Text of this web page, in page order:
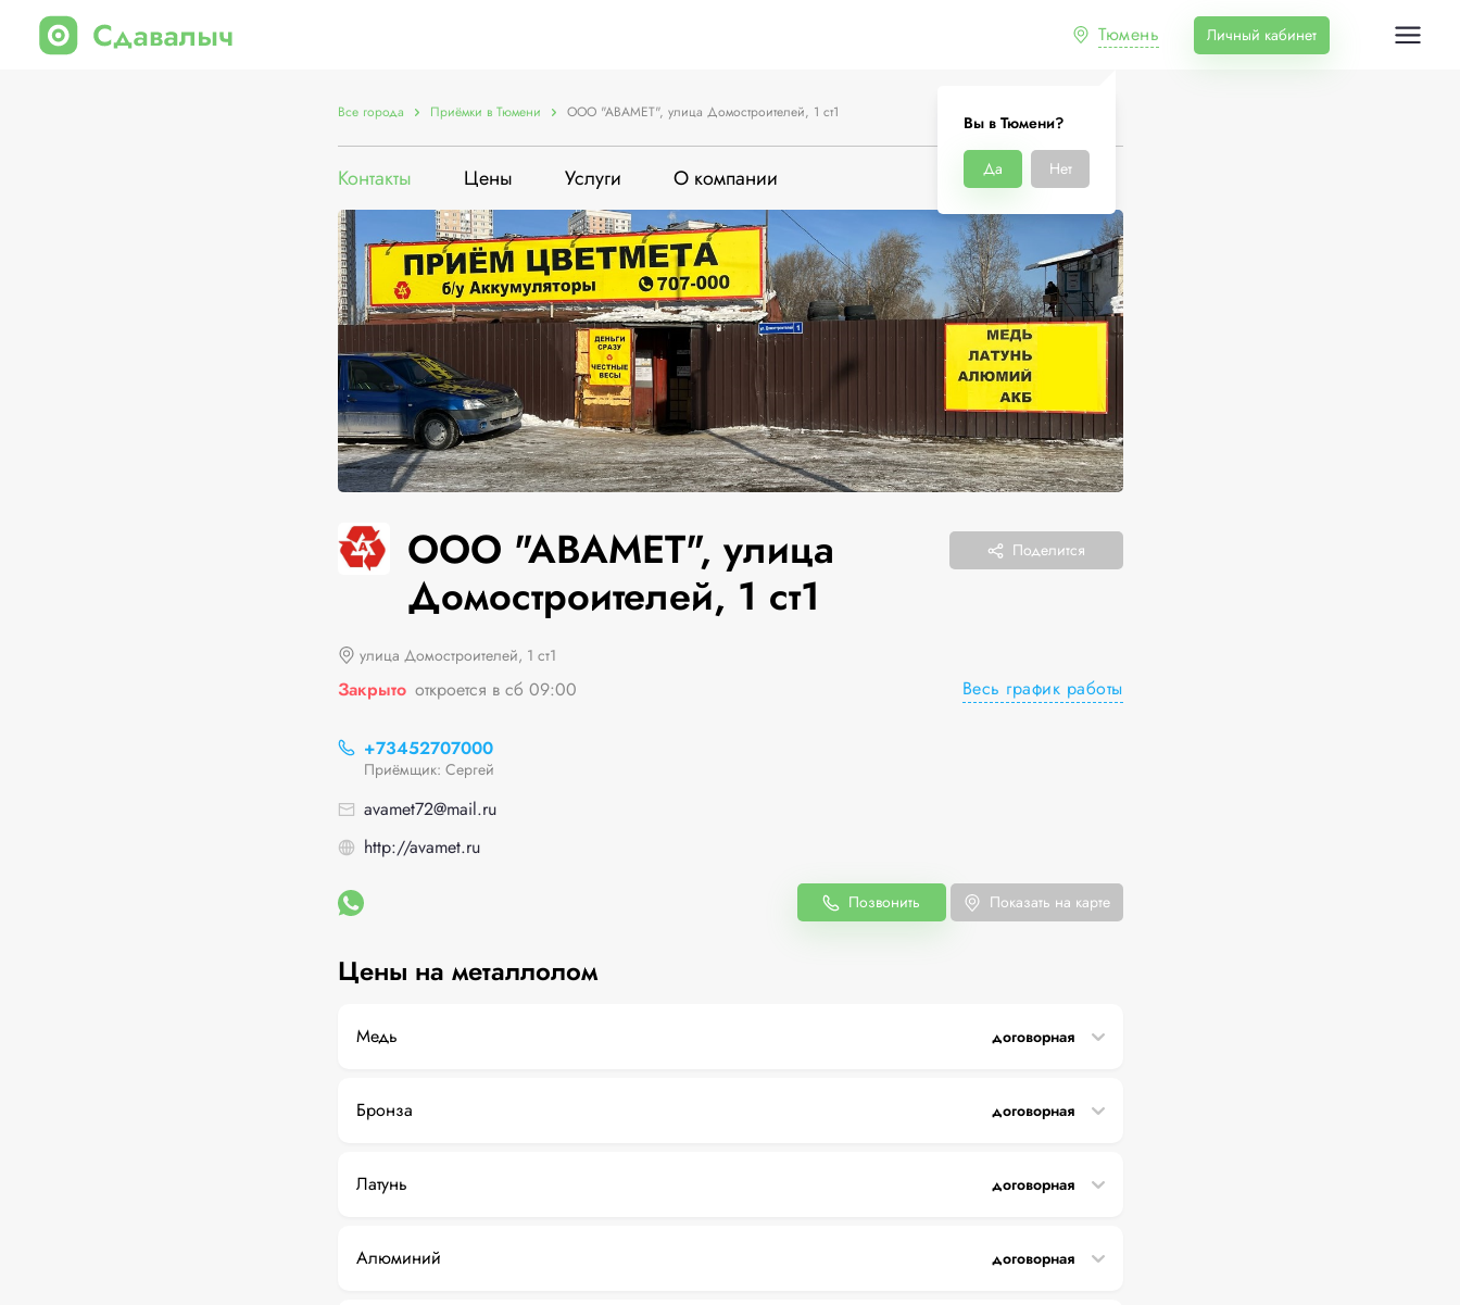
Тюмень
Вы в Тюмени?
Да Нет
Личный кабинет
Все города Приёмки в Тюмени ООО "АВАМЕТ", улица Домостроителей, 1 ст1
Контакты Цены Услуги О компании
ООО "АВАМЕТ", улица
Домостроителей, 1 ст1
Поделится
улица Домостроителей, 1 ст1
Закрыто откроется в сб 09:00 Весь график работы
+73452707000
Приёмщик: Сергей
avamet72@mail.ru
http://avamet.ru
Позвонить Показать на карте
Цены на металлолом
Медь договорная
Бронза договорная
Латунь договорная
Алюминий договорная